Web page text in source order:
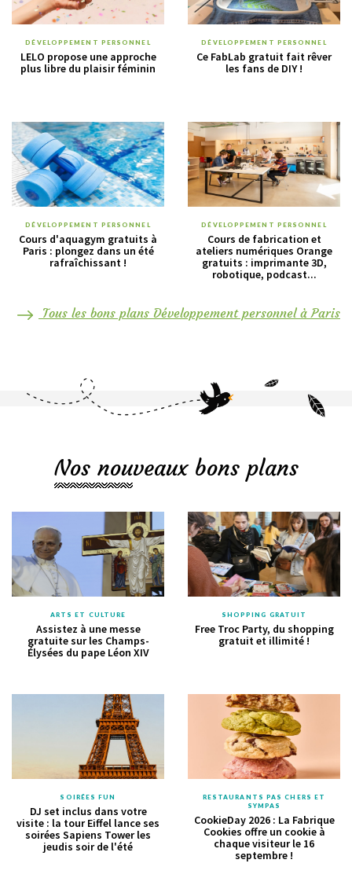
DÉVELOPPEMENT PERSONNEL
LELO propose une approche
plus libre du plaisir féminin
DÉVELOPPEMENT PERSONNEL
Ce FabLab gratuit fait rêver
les fans de DIY !
DÉVELOPPEMENT PERSONNEL
Cours d'aquagym gratuits à
Paris : plongez dans un été
rafraîchissant !
DÉVELOPPEMENT PERSONNEL
Cours de fabrication et
ateliers numériques Orange
gratuits : imprimante 3D,
robotique, podcast...
Tous les bons plans Développement personnel à Paris
Nos nouveaux bons plans
ARTS ET CULTURE
Assistez à une messe
gratuite sur les Champs-
Élysées du pape Léon XIV
SHOPPING GRATUIT
Free Troc Party, du shopping
gratuit et illimité !
SOIRÉES FUN
DJ set inclus dans votre
visite : la tour Eiffel lance ses
soirées Sapiens Tower les
jeudis soir de l'été
RESTAURANTS PAS CHERS ET
SYMPAS
CookieDay 2026 : La Fabrique
Cookies offre un cookie à
chaque visiteur le 16
septembre !